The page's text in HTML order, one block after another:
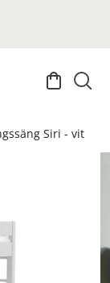
Siri - vit